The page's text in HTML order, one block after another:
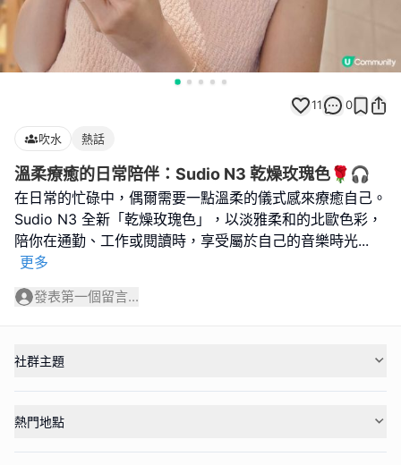
11 0
吹水 熱話
溫柔療癒的日常陪伴：Sudio N3 乾燥玫瑰色🌹🎧
在日常的忙碌中，偶爾需要一點溫柔的儀式感來療癒自己。
Sudio N3 全新「乾燥玫瑰色」，以淡雅柔和的北歐色彩，
陪你在通勤、工作或閱讀時，享受屬於自己的音樂時光...
更多
發表第一個留言...
社群主題
熱門地點